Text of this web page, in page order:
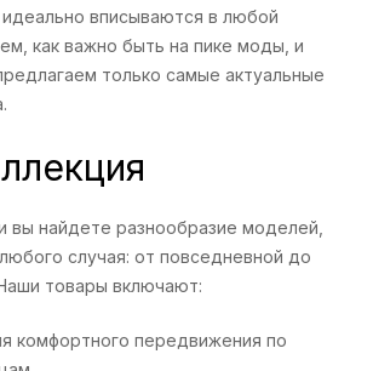
вписываются в любой
как важно быть на пике моды, и
только самые актуальные
вы найдете разнообразие моделей,
случая: от повседневной до
товары включают:
комфортного передвижения по